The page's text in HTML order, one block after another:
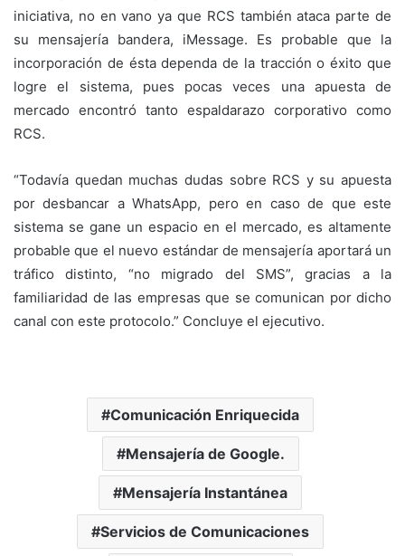
iniciativa, no en vano ya que RCS también ataca parte de
su mensajería bandera, iMessage. Es probable que la
incorporación de ésta dependa de la tracción o éxito que
logre el sistema, pues pocas veces una apuesta de
mercado encontró tanto espaldarazo corporativo como
RCS.
“Todavía quedan muchas dudas sobre RCS y su apuesta
por desbancar a WhatsApp, pero en caso de que este
sistema se gane un espacio en el mercado, es altamente
probable que el nuevo estándar de mensajería aportará un
tráfico distinto, “no migrado del SMS”, gracias a la
familiaridad de las empresas que se comunican por dicho
canal con este protocolo.” Concluye el ejecutivo.
Comunicación Enriquecida
Mensajería de Google.
Mensajería Instantánea
Servicios de Comunicaciones